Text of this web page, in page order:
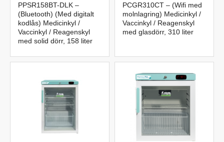
PPSR158BT-DLK –
(Bluetooth) (Med digitalt
kodlås) Medicinkyl /
Vaccinkyl / Reagenskyl
med solid dörr, 158 liter
PCGR310CT – (Wifi med
molnlagring) Medicinkyl /
Vaccinkyl / Reagenskyl
med glasdörr, 310 liter